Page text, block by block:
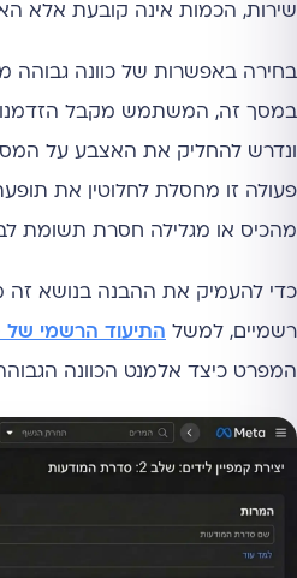
שירות, הכמות אינה קובעת אלא
בחירה באפשרות של כוונה גבוהה
במסך זה, המשתמש מקבל
ונדרש להחליק את האצבע על
פעולה זו מחסלת לחלוטין את
מהכיס או מגלילה חסרת תשומת
כדי להעמיק את ההבנה בנושא זה
רשמיים, למשל התיעוד הרשמי של
המפרט כיצד אלמנט הכוונה